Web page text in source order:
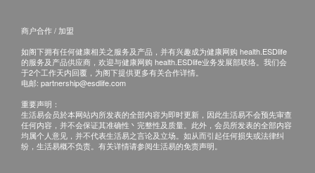
或取貨前透過電話, 電郵或WhatsApp通知閣下另行安
退貨安排：
除更換保障情況外，所有已出售的貨品均不可退款。產
品有價格波動性，售價以出單當刻為準，及後若有價格
調整或促銷恕不能退回差價。
已使用或因您個人原因而造成任何損壞的商品均不能退
換。
商户合作 / 加盟
如阁下拥有任何健康相关之服务及产品，并有兴趣成为健康网购 health.ESDlife
的服务及产品供应商，欢迎与健康网购 health.ESDlife业务发展部联络。我们会
于2个工作天内回覆，为阁下提供更多有关合作详情。
电邮: partnership@esdlife.com
重要声明：
生活易会员於本网站内所发表的全部内容为即时更新，因此生活易不会预先审查
任何内容，并不会保证其准确性丶完整性及质量。此外，会员所发表的全部内容
均属个人意见，并不代表生活易之言论及立场。如从而引起任何损失或法律纠
纷，生活易概不负责。有关详情请参阅生活易的免责声明。